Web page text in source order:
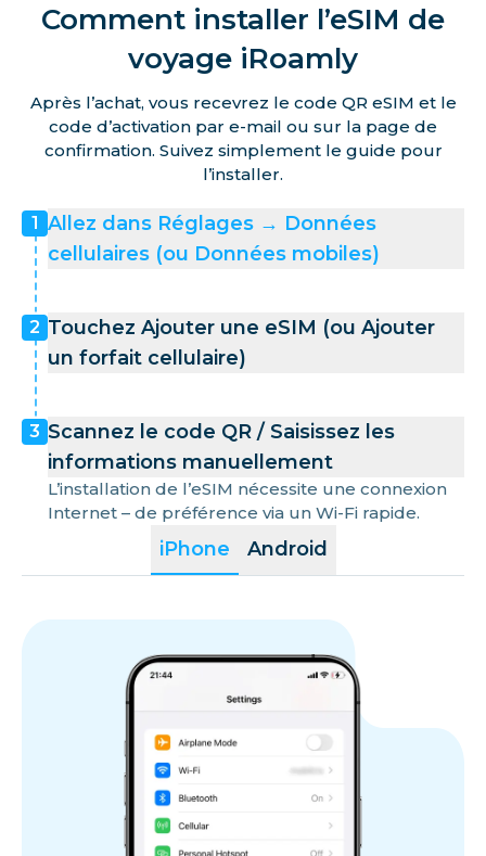
Comment installer l’eSIM de
voyage iRoamly
Après l’achat, vous recevrez le code QR eSIM et le
code d’activation par e-mail ou sur la page de
confirmation. Suivez simplement le guide pour
l’installer.
iPhone Android
1 Allez dans Réglages → Données
cellulaires (ou Données mobiles)
2 Touchez Ajouter une eSIM (ou Ajouter
un forfait cellulaire)
3 Scannez le code QR / Saisissez les
informations manuellement
L’installation de l’eSIM nécessite une connexion
Internet – de préférence via un Wi-Fi rapide.